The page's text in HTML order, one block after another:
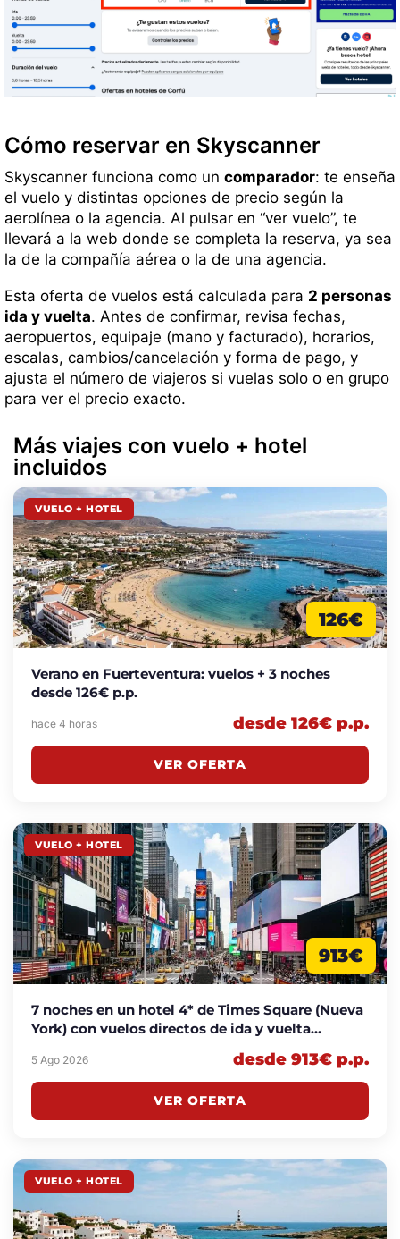
Cómo reservar en Skyscanner
Skyscanner funciona como un comparador: te enseña
el vuelo y distintas opciones de precio según la
aerolínea o la agencia. Al pulsar en “ver vuelo”, te
llevará a la web donde se completa la reserva, ya sea
la de la compañía aérea o la de una agencia.
Esta oferta de vuelos está calculada para 2 personas
ida y vuelta. Antes de confirmar, revisa fechas,
aeropuertos, equipaje (mano y facturado), horarios,
escalas, cambios/cancelación y forma de pago, y
ajusta el número de viajeros si vuelas solo o en grupo
para ver el precio exacto.
Más viajes con vuelo + hotel
incluidos
VUELO + HOTEL
126€
Verano en Fuerteventura: vuelos + 3 noches
desde 126€ p.p.
hace 4 horas desde 126€ p.p.
VER OFERTA
VUELO + HOTEL
913€
7 noches en un hotel 4* de Times Square (Nueva
York) con vuelos directos de ida y vuelta
5 Ago 2026 desde 913€ p.p.
VER OFERTA
VUELO + HOTEL